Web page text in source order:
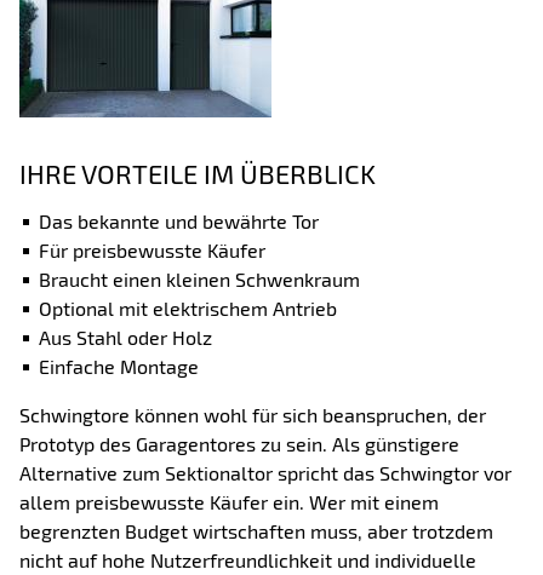
IHRE VORTEILE IM ÜBERBLICK
Das bekannte und bewährte Tor
Für preisbewusste Käufer
Braucht einen kleinen Schwenkraum
Optional mit elektrischem Antrieb
Aus Stahl oder Holz
Einfache Montage
Schwingtore können wohl für sich beanspruchen, der
Prototyp des Garagentores zu sein. Als günstigere
Alternative zum Sektionaltor spricht das Schwingtor vor
allem preisbewusste Käufer ein. Wer mit einem
begrenzten Budget wirtschaften muss, aber trotzdem
nicht auf hohe Nutzerfreundlichkeit und individuelle